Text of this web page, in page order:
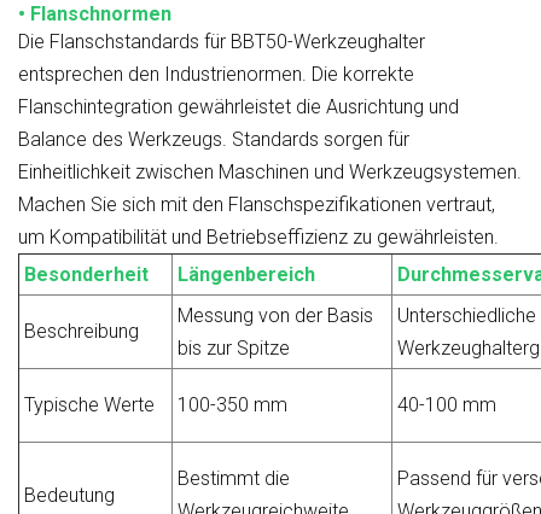
• Flanschnormen
Die Flanschstandards für BBT50-Werkzeughalter
entsprechen den Industrienormen. Die korrekte
Flanschintegration gewährleistet die Ausrichtung und
Balance des Werkzeugs. Standards sorgen für
Einheitlichkeit zwischen Maschinen und Werkzeugsystemen.
Machen Sie sich mit den Flanschspezifikationen vertraut,
um Kompatibilität und Betriebseffizienz zu gewährleisten.
Besonderheit
Längenbereich
Beschreibung
Messung von der Basis
bis zur Spitze
Unterschiedliche
Typische Werte 100-350 mm 40-100 mm
Bedeutung
Bestimmt die
Passend für